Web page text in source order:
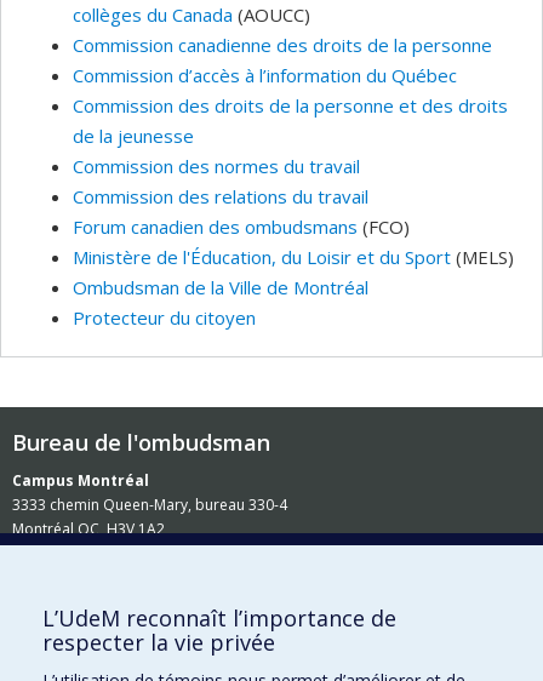
collèges du Canada (AOUCC)
Commission canadienne des droits de la personne
Commission d’accès à l’information du Québec
Commission des droits de la personne et des droits
de la jeunesse
Commission des normes du travail
Commission des relations du travail
Forum canadien des ombudsmans (FCO)
Ministère de l'Éducation, du Loisir et du Sport (MELS)
Ombudsman de la Ville de Montréal
Protecteur du citoyen
Bureau de l'ombudsman
Campus Montréal
3333 chemin Queen-Mary, bureau 330-4
Montréal QC H3V 1A2
L’UdeM reconnaît l’importance de
respecter la vie privée